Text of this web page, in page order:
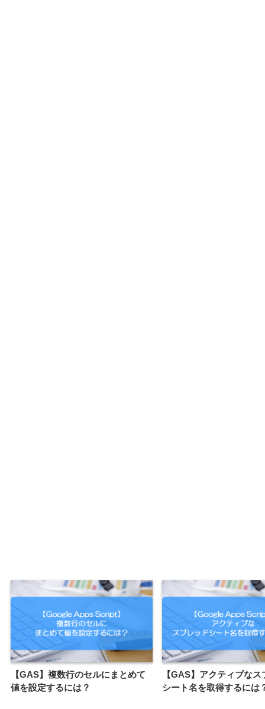
【GAS】複数行のセルにまとめて
値を設定するには？
【GAS】アクティブなス
シート名を取得するには